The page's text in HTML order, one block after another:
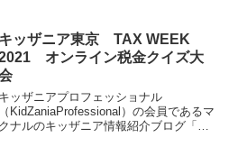
ご紹介します。皆様の参考になりました
ら幸いです。
キッザニア東京 TAX WEEK
オンライン税金クイズ大
キッザニアプロフェッショナル
（KidZaniaProfessional）の会員であるマ
クナルのキッザニア情報紹介ブログ「キ